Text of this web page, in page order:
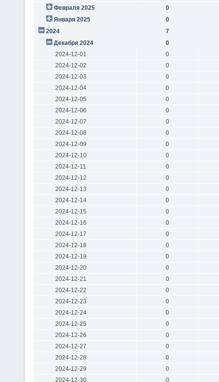
Февраля 2025
0
Января 2025
0
2024
7
Декабря 2024
0
2024-12-01
0
2024-12-02
0
2024-12-03
0
2024-12-04
0
2024-12-05
0
2024-12-06
0
2024-12-07
0
2024-12-08
0
2024-12-09
0
2024-12-10
0
2024-12-11
0
2024-12-12
0
2024-12-13
0
2024-12-14
0
2024-12-15
0
2024-12-16
0
2024-12-17
0
2024-12-18
0
2024-12-19
0
2024-12-20
0
2024-12-21
0
2024-12-22
0
2024-12-23
0
2024-12-24
0
2024-12-25
0
2024-12-26
0
2024-12-27
0
2024-12-28
0
2024-12-29
0
2024-12-30
0